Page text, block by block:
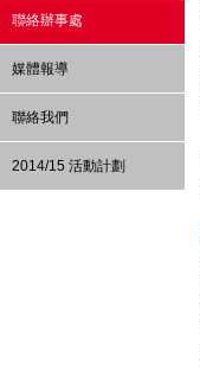
聯絡辦事處
媒體報導
聯絡我們
2014/15 活動計劃